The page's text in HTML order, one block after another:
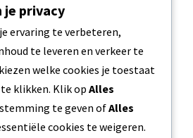
stemmingsstoornissen
Het…
2024
je privacy
ervaring te verbeteren,
te leveren en verkeer te
welke cookies je toestaat
te klikken. Klik op Alles
te geven ofAlles
cookies te weigeren.